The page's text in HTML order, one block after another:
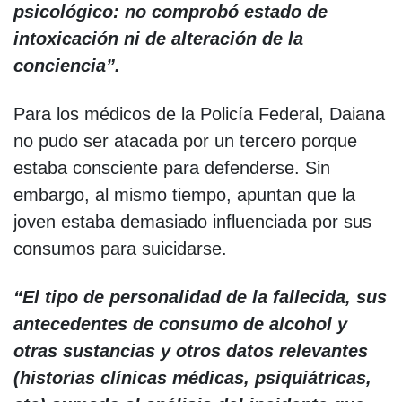
psicológico: no comprobó estado de
intoxicación ni de alteración de la
conciencia”.
Para los médicos de la Policía Federal, Daiana
no pudo ser atacada por un tercero porque
estaba consciente para defenderse. Sin
embargo, al mismo tiempo, apuntan que la
joven estaba demasiado influenciada por sus
consumos para suicidarse.
“El tipo de personalidad de la fallecida, sus
antecedentes de consumo de alcohol y
otras sustancias y otros datos relevantes
(historias clínicas médicas, psiquiátricas,